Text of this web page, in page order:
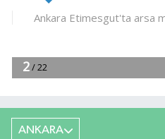
ANKARA